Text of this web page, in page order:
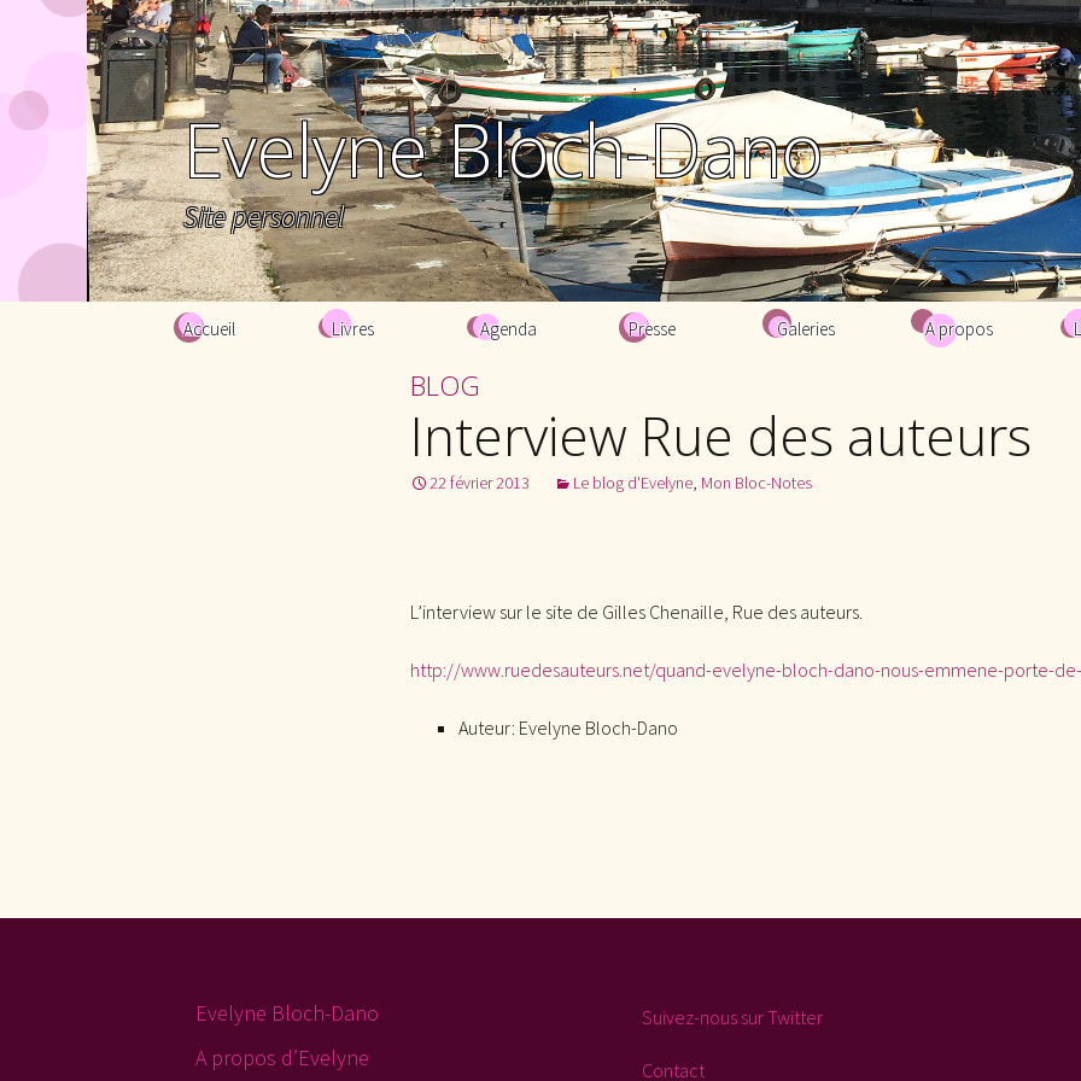
Evelyne Bloch-Dano
Site personnel
Aller au contenu principal
Accueil Livres Agenda Presse Galeries A propos
Bibliographie
BLOG
Interview Rue des auteurs
22 février 2013 Le blog d'Evelyne, Mon Bloc-Notes
L’interview sur le site de Gilles Chenaille, Rue des auteurs.
http://www.ruedesauteurs.net/quand-evelyne-bloch-dano-nous-emmene-porte-
Auteur: Evelyne Bloch-Dano
Evelyne Bloch-Dano
A propos d’Evelyne
Suivez-nous sur Twitter
Contact